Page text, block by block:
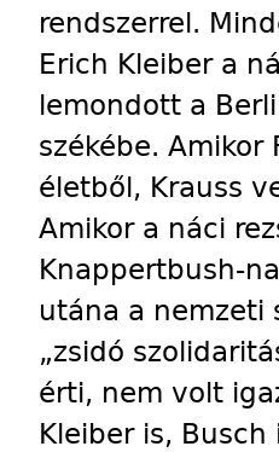
rendszerrel.
Erich Kleiber a
lemondott a
székébe.
életből, Krauss
Amikor a náci
Knappertbush-
utána a nemzeti
„zsidó
érti, nem volt
Kleiber is, Busch